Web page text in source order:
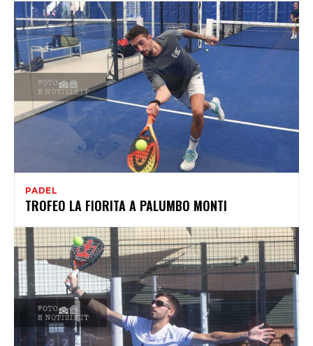
PADEL
TROFEO LA FIORITA A PALUMBO MONTI